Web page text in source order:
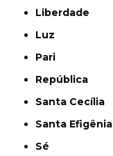
Liberdade
Luz
Pari
República
Santa Cecília
Santa Efigênia
Sé